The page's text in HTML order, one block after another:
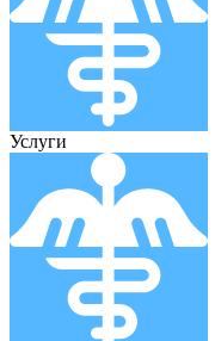
Услуги